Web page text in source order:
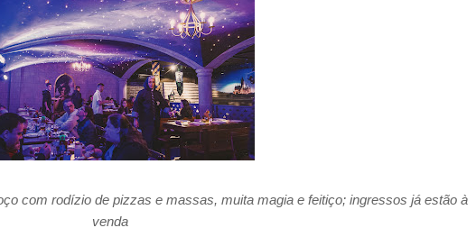
com rodízio de pizzas e massas, muita magia e feitiço; ingressos já estão à
venda